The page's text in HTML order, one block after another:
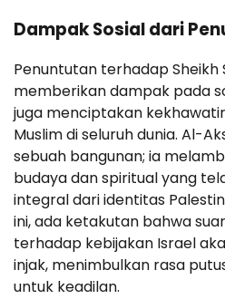
Dampak Sosial dari
Penuntutan terhadap Sheikh
memberikan dampak pada
juga menciptakan
Muslim di seluruh dunia. Al-
sebuah bangunan; ia
budaya dan spiritual yang
integral dari identitas
ini, ada ketakutan bahwa
terhadap kebijakan Israel
injak, menimbulkan rasa
untuk keadilan.